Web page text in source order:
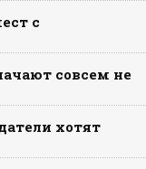
с
совсем не
хотят